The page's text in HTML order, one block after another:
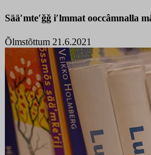
Sääʹmteʹǧǧ iʹlmmat ooccâmnalla
Õlmstõttum 21.6.2021